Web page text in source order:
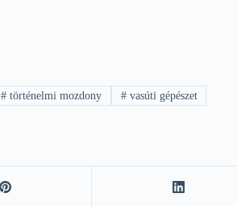
#történelmi mozdony #vasúti gépészet